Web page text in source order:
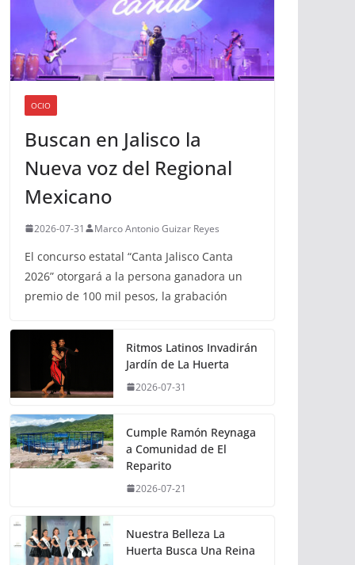
OCIO
Buscan en Jalisco la
Nueva voz del Regional
Mexicano
2026-07-31 Marco Antonio Guizar Reyes
El concurso estatal “Canta Jalisco Canta
2026” otorgará a la persona ganadora un
premio de 100 mil pesos, la grabación
Ritmos Latinos Invadirán
Jardín de La Huerta
2026-07-31
Cumple Ramón Reynaga
a Comunidad de El
Reparito
2026-07-21
Nuestra Belleza La
Huerta Busca Una Reina